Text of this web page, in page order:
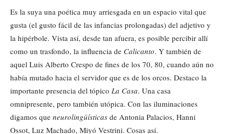
Es la suya una poética muy arriesgada en un espacio vital que
gusta (el gusto fácil de las infancias prolongadas) del adjetivo y
la hipérbole. Vista así, desde tan afuera, es posible percibir allí
como un trasfondo, la influencia de Calicanto. Y también de
aquel Luis Alberto Crespo de fines de los 70, 80, cuando aún no
había mutado hacia el servidor que es de los orcos. Destaco la
importante presencia del tópico La Casa. Una casa
omnipresente, pero también utópica. Con las iluminaciones
digamos que neurolingüísticas de Antonia Palacios, Hanni
Ossot, Luz Machado, Miyó Vestrini. Cosas así.